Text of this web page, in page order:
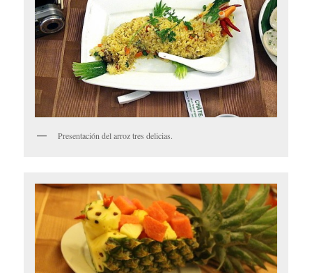
Presentación del arroz tres delicias.